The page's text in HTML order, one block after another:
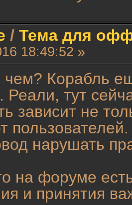
/ Тема для
18:49:52 »
Корабль
Реали, тут
зависит не
пользователей.
нарушать
на форуме
и принятия